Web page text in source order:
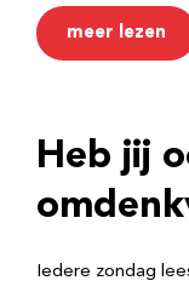
meer lezen
Heb jij
Iedere zondag